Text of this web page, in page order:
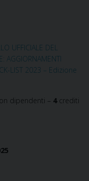
UFFICIALE DEL
AGGIORNAMENTI
LIST 2023 – Edizione
dipendenti – 4crediti